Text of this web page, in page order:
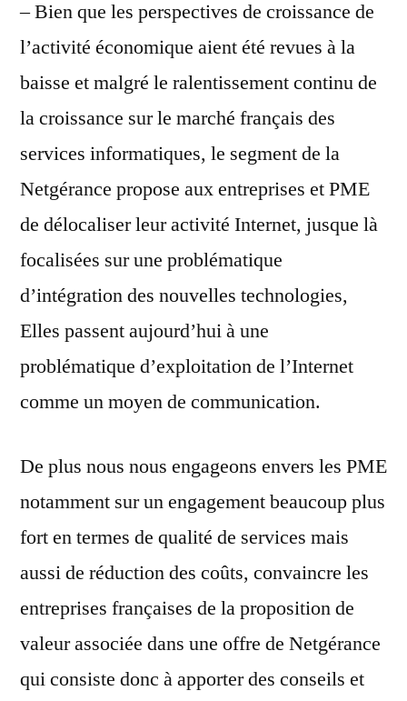
– Bien que les perspectives de croissance de
l’activité économique aient été revues à la
baisse et malgré le ralentissement continu de
la croissance sur le marché français des
services informatiques, le segment de la
Netgérance propose aux entreprises et PME
de délocaliser leur activité Internet, jusque là
focalisées sur une problématique
d’intégration des nouvelles technologies,
Elles passent aujourd’hui à une
problématique d’exploitation de l’Internet
comme un moyen de communication.
De plus nous nous engageons envers les PME
notamment sur un engagement beaucoup plus
fort en termes de qualité de services mais
aussi de réduction des coûts, convaincre les
entreprises françaises de la proposition de
valeur associée dans une offre de Netgérance
qui consiste donc à apporter des conseils et